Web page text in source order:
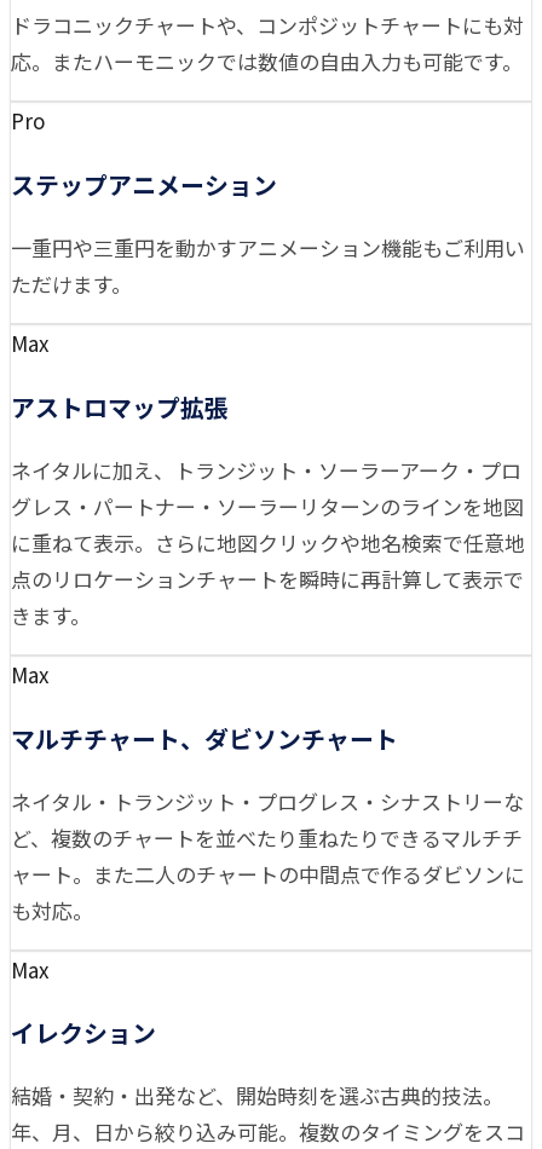
ドラコニックチャートや、コンポジットチャートにも対
応。またハーモニックでは数値の自由入力も可能です。
Pro
ステップアニメーション
一重円や三重円を動かすアニメーション機能もご利用い
ただけます。
Max
アストロマップ拡張
ネイタルに加え、トランジット・ソーラーアーク・プロ
グレス・パートナー・ソーラーリターンのラインを地図
に重ねて表示。さらに地図クリックや地名検索で任意地
点のリロケーションチャートを瞬時に再計算して表示で
きます。
Max
マルチチャート、ダビソンチャート
ネイタル・トランジット・プログレス・シナストリーな
ど、複数のチャートを並べたり重ねたりできるマルチチ
ャート。また二人のチャートの中間点で作るダビソンに
も対応。
Max
イレクション
結婚・契約・出発など、開始時刻を選ぶ古典的技法。
年、月、日から絞り込み可能。複数のタイミングをスコ